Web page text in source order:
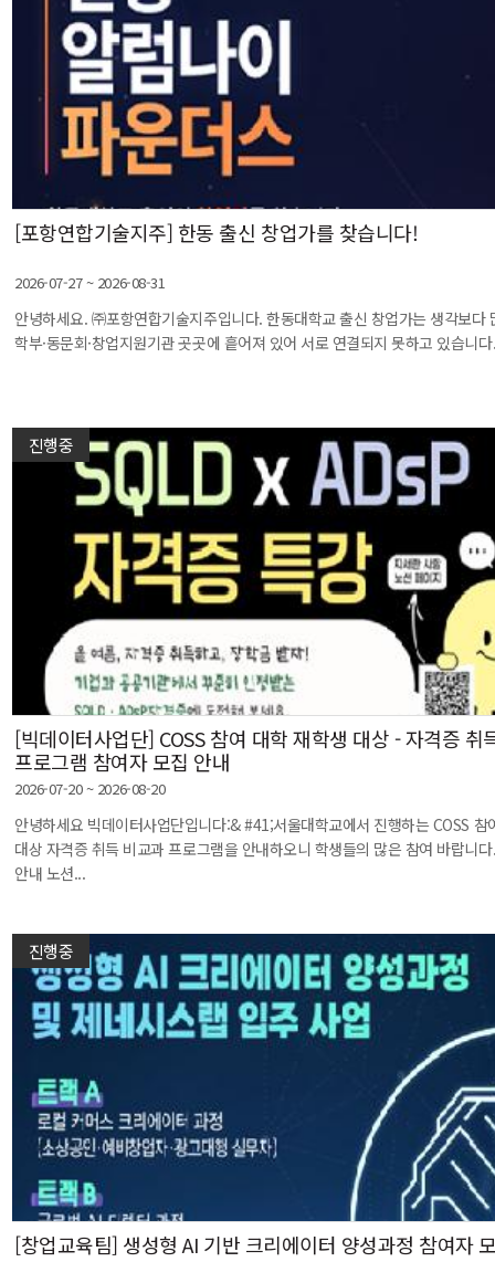
[포항연합기술지주] 한동 출신 창업가를 찾습니다!
2026-07-27 ~ 2026-08-31
안녕하세요. ㈜포항연합기술지주입니다. 한동대학교 출신 창업가는 생각보다
학부·동문회·창업지원기관 곳곳에 흩어져 있어 서로 연결되지 못하고 있습니
진행중
[빅데이터사업단] COSS 참여 대학 재학생 대상 - 자격증 취
프로그램 참여자 모집 안내
2026-07-20 ~ 2026-08-20
안녕하세요 빅데이터사업단입니다:& #41;서울대학교에서 진행하는 COSS 참
대상 자격증 취득 비교과 프로그램을 안내하오니 학생들의 많은 참여 바랍니
안내 노션...
진행중
[창업교육팀] 생성형 AI 기반 크리에이터 양성과정 참여자